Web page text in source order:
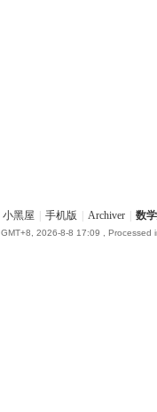
小黑屋 手机版 Archiver 数
GMT+8, 2026-8-8 17:09 , Processed